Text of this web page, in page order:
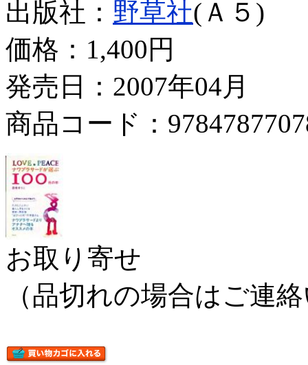
出版社： 野草社(Ａ５)
価格： 1,400円
発売日：2007年04月
商品コード：
お取り寄せ
（品切れの場合はご連